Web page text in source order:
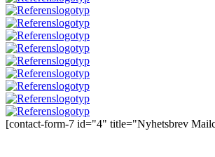
[contact-form-7 id="4" title="Nyhetsbrev